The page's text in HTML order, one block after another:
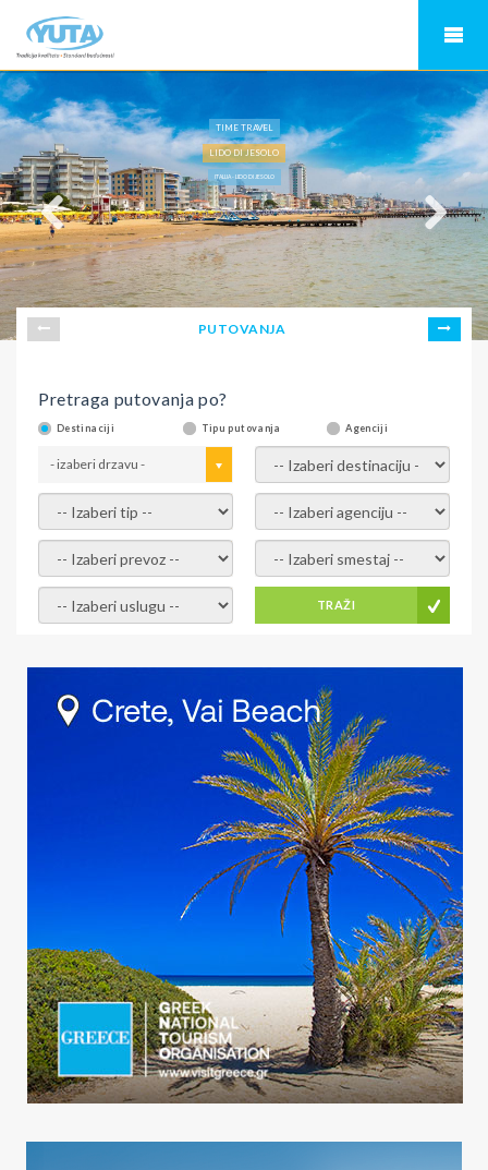
TIME TRAVEL
LIDO DI JESOLO
ITALIJA - LIDO DI JESOLO
PUTOVANJA
Pretraga putovanja po?
Destinaciji Tipu putovanja Agenciji
- izaberi drzavu - - izaberi destinaciju -
- izaberi tip - - izaberi agenciju -
- izaberi prevoz - - Izaberite smestaj -
- Izaberite uslugu - TRAŽI